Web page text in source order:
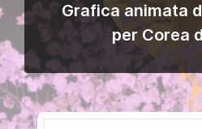
Grafica animata
per Corea